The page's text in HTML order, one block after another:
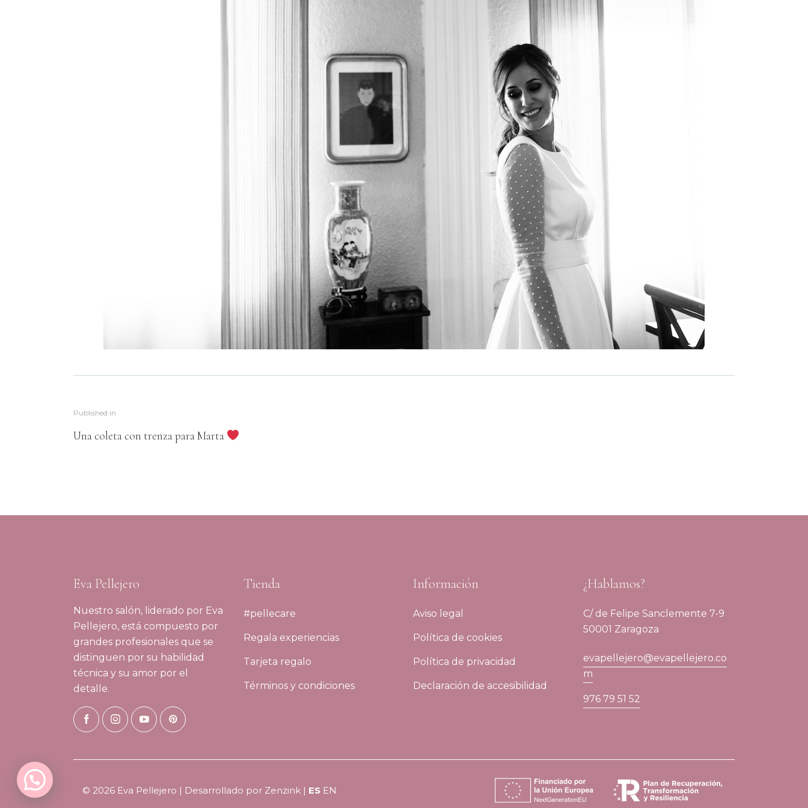
Published in
Una coleta con trenza para Marta
Eva Pellejero
Nuestro salón, liderado por Eva
Pellejero, está compuesto por
grandes profesionales que se
distinguen por su habilidad
técnica y su amor por el
detalle.
Tienda
#pellecare
Regala experiencias
Tarjeta regalo
Términos y condiciones
Información
Aviso legal
Política de cookies
Política de privacidad
Declaración de accesibilidad
¿Hablamos?
C/ de Felipe Sanclemente 7-9
50001 Zaragoza
evapellejero@evapellejero.co
m
976 79 51 52
© 2026 Eva Pellejero | Desarrollado por Zenzink | ES EN